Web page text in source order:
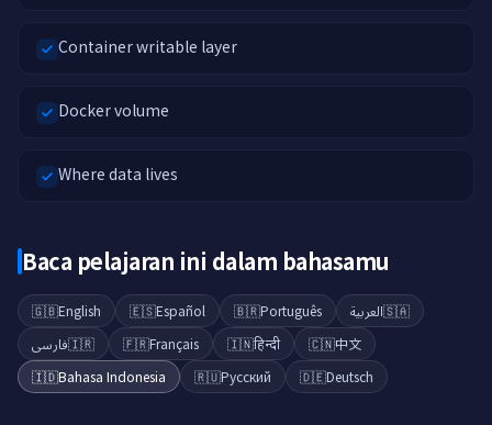
Container writable layer
Docker volume
Where data lives
Baca pelajaran ini dalam bahasamu
🇬🇧English 🇪🇸Español 🇧🇷Português 🇸🇦العربية
🇮🇷فارسی 🇫🇷Français 🇮🇳हिन्दी 🇨🇳中文
🇮🇩Bahasa Indonesia 🇷🇺Русский 🇩🇪Deutsch